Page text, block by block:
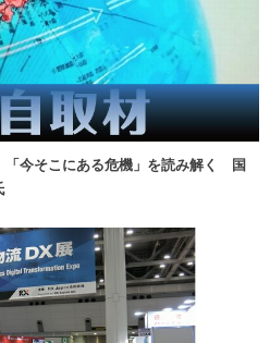
「今そこにある危機」を読み解く 国